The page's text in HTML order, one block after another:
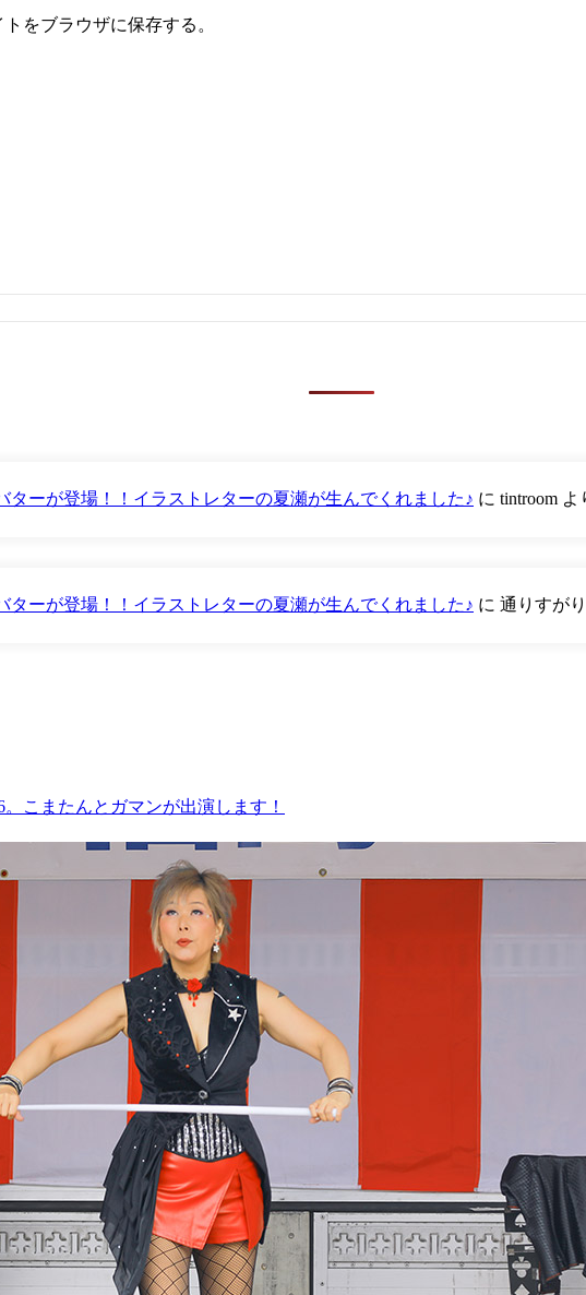
をブラウザに保存する。
ターが登場！！イラストレターの夏瀬が生んでくれました♪ に tintroom よ
ターが登場！！イラストレターの夏瀬が生んでくれました♪ に 通りすがり
こまたんとガマンが出演します！